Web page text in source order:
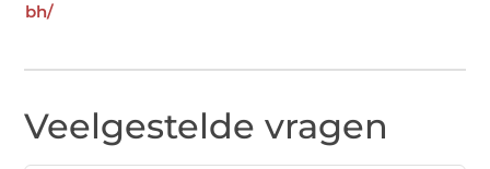
bh/
Veelgestelde vragen